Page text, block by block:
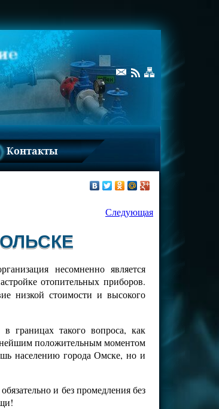
Контакты
Следующая
несомненно является
отопительных приборов.
низкой стоимости и высокого
границах такого вопроса, как
положительным моментом
населению города Омске, но и
и без промедления без